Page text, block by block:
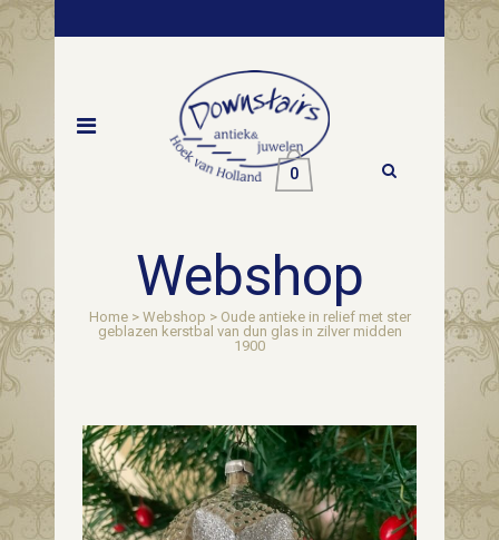
0
Webshop
Home> Webshop > Oude antieke in relief met ster
geblazen kerstbal van dun glas in zilver midden
1900